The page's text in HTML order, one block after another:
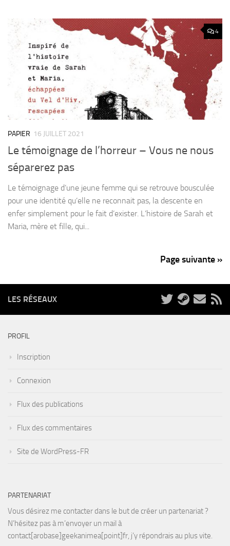
4
PAPIER 16 JUILLET 2021
Le témoignage de l’horreur – Vous ne nous
séparerez pas
Le témoignage d’une jeune femme qui se retrouve bousculée
pour une identité qu’elle ne reconnait pas, la descente en
enfer simplement pour le fait d’exister. L’histoire de Sarah et
Maria, mère et fille, qui...
Page suivante »
LES RÉSEAUX
PROFIL
Inscription
Connexion
Flux des publications
Flux des commentaires
Site de WordPress-FR
PARTENARIAT
Vous désirez me contacter dans le but de créer un partenariat ?
N’hésitez pas à m’envoyer un mail à
contact[arobase]geekanimea[point]fr, j’y répondrais au plus vite.